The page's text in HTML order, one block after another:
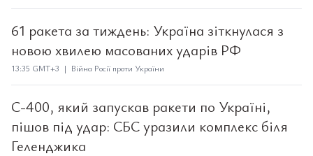
61 ракета за тиждень: Україна зіткнулася з
новою хвилею масованих ударів РФ
13:35 GMT+3 | Війна Росії проти України
С-400, який запускав ракети по Україні,
пішов під удар: СБС уразили комплекс біля
Геленджика